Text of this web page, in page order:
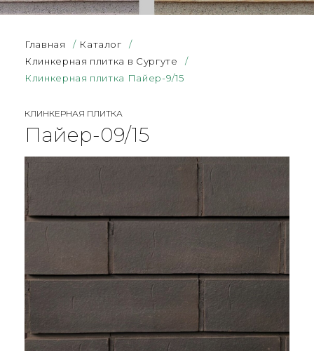
Главная / Каталог
/
Клинкерная плитка в Сургуте
/
Клинкерная плитка Пайер-9/15
КЛИНКЕРНАЯ ПЛИТКА
Пайер-09/15